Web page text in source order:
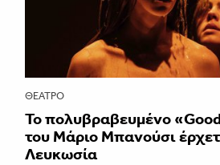
ΘΈΑΤΡΟ
Το πολυβραβευμένο
του Μάριο Μπανούσι
Λευκωσία